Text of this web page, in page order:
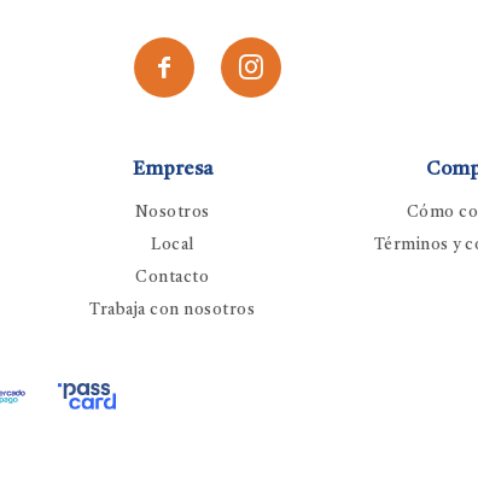
Empresa
Nosotros
Local
Contacto
Trabaja con nosotros
Cómo
Términos y
 